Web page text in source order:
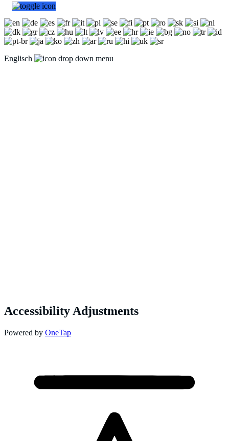
Englisch
Accessibility Adjustments
Powered by OneTap